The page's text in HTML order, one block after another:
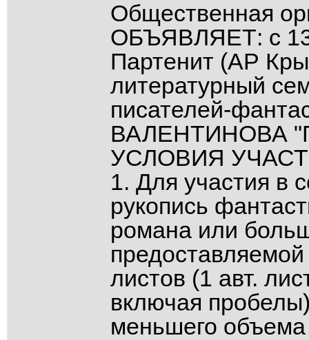
Общественная
ОБЪЯВЛЯЕТ: с 13
Партенит (АР
литературный
писателей-
ВАЛЕНТИНОВА
УСЛОВИЯ
1. Для участия в
рукопись
романа или
предоставляемой
листов (1 авт.
включая
меньшего объема